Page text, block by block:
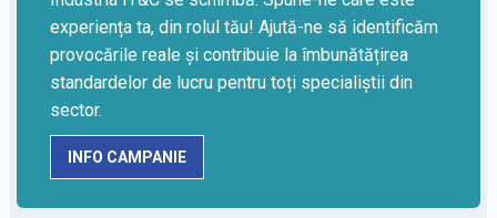
experiența ta, din rolul tău! Ajută-ne să identificăm
provocările reale și contribuie la îmbunătățirea
standardelor de lucru pentru toți specialiștii din
sector.
INFO CAMPANIE